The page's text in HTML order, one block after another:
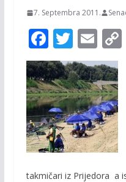
7. Septembra 2011.
F
ac
e
b
o
o
k
T
w
itt
er
E
m
ai
l
C
takmičari iz Prijedora a